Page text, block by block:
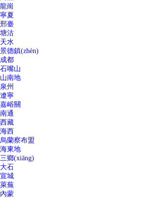
龍崗
寧夏
邢臺
塘沽
天水
景德鎮(zhèn)
成都
石嘴山
山南地
泉州
遼寧
嘉峪關
南通
西藏
海西
烏蘭察布盟
海東地
三鄉(xiāng)
大石
宣城
萊蕪
內蒙